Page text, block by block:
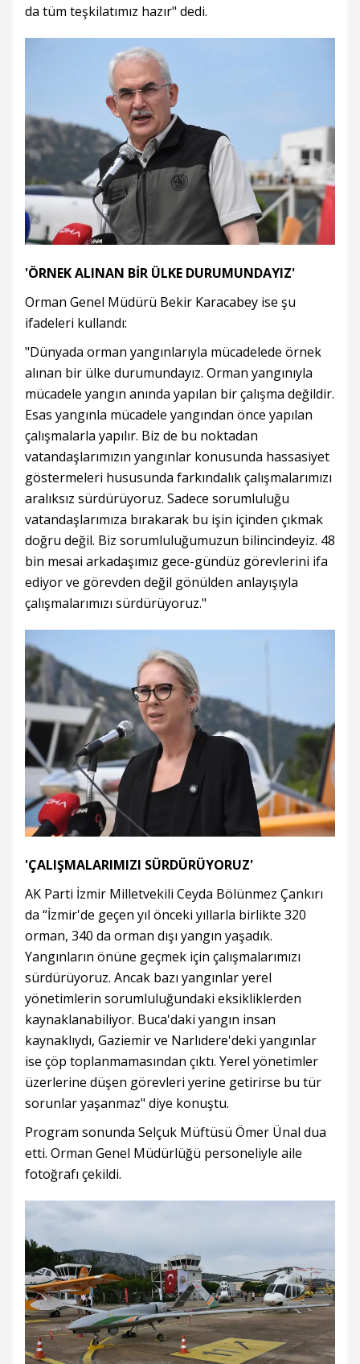
da tüm teşkilatımız hazır" dedi.
'ÖRNEK ALINAN BİR ÜLKE DURUMUNDAYIZ'
Orman Genel Müdürü Bekir Karacabey ise şu
ifadeleri kullandı:
"Dünyada orman yangınlarıyla mücadelede örnek
alınan bir ülke durumundayız. Orman yangınıyla
mücadele yangın anında yapılan bir çalışma değildir.
Esas yangınla mücadele yangından önce yapılan
çalışmalarla yapılır. Biz de bu noktadan
vatandaşlarımızın yangınlar konusunda hassasiyet
göstermeleri hususunda farkındalık çalışmalarımızı
aralıksız sürdürüyoruz. Sadece sorumluluğu
vatandaşlarımıza bırakarak bu işin içinden çıkmak
doğru değil. Biz sorumluluğumuzun bilincindeyiz. 48
bin mesai arkadaşımız gece-gündüz görevlerini ifa
ediyor ve görevden değil gönülden anlayışıyla
çalışmalarımızı sürdürüyoruz."
'ÇALIŞMALARIMIZI SÜRDÜRÜYORUZ'
AK Parti İzmir Milletvekili Ceyda Bölünmez Çankırı
da “İzmir'de geçen yıl önceki yıllarla birlikte 320
orman, 340 da orman dışı yangın yaşadık.
Yangınların önüne geçmek için çalışmalarımızı
sürdürüyoruz. Ancak bazı yangınlar yerel
yönetimlerin sorumluluğundaki eksikliklerden
kaynaklanabiliyor. Buca'daki yangın insan
kaynaklıydı, Gaziemir ve Narlıdere'deki yangınlar
ise çöp toplanmamasından çıktı. Yerel yönetimler
üzerlerine düşen görevleri yerine getirirse bu tür
sorunlar yaşanmaz" diye konuştu.
Program sonunda Selçuk Müftüsü Ömer Ünal dua
etti. Orman Genel Müdürlüğü personeliyle aile
fotoğrafı çekildi.